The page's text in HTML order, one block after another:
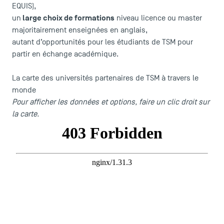
EQUIS),
un large choix de formations niveau licence ou master
majoritairement enseignées en anglais,
autant d’opportunités pour les étudiants de TSM pour
partir en échange académique.
La carte des universités partenaires de TSM à travers le
monde
Pour afficher les données et options, faire un clic droit sur
la carte.